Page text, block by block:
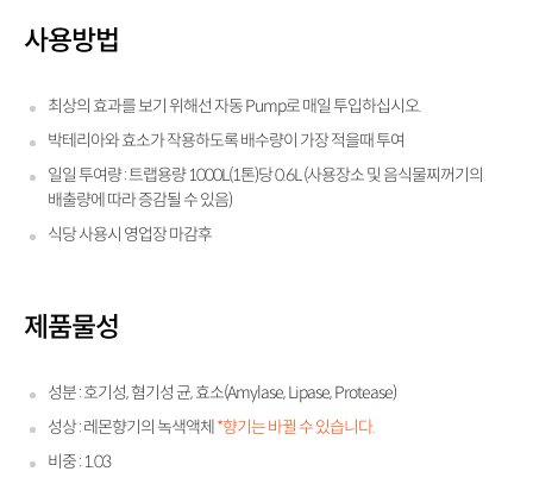
사용방법
최상의 효과를 보기 위해선 자동 Pump로 매일 투입하십시오.
박테리아와 효소가 작용하도록 배수량이 가장 적을때 투여
일일 투여량 : 트랩용량 1000L(1톤)당 0.6L (사용장소 및 음식물찌꺼기의
배출량에 따라 증감될 수 있음)
식당 사용시 영업장 마감후
제품물성
성분 : 호기성, 혐기성 균, 효소(Amylase, Lipase, Protease)
성상 : 레몬향기의 녹색액체*향기는 바뀔 수 있습니다.
비중 : 1.03